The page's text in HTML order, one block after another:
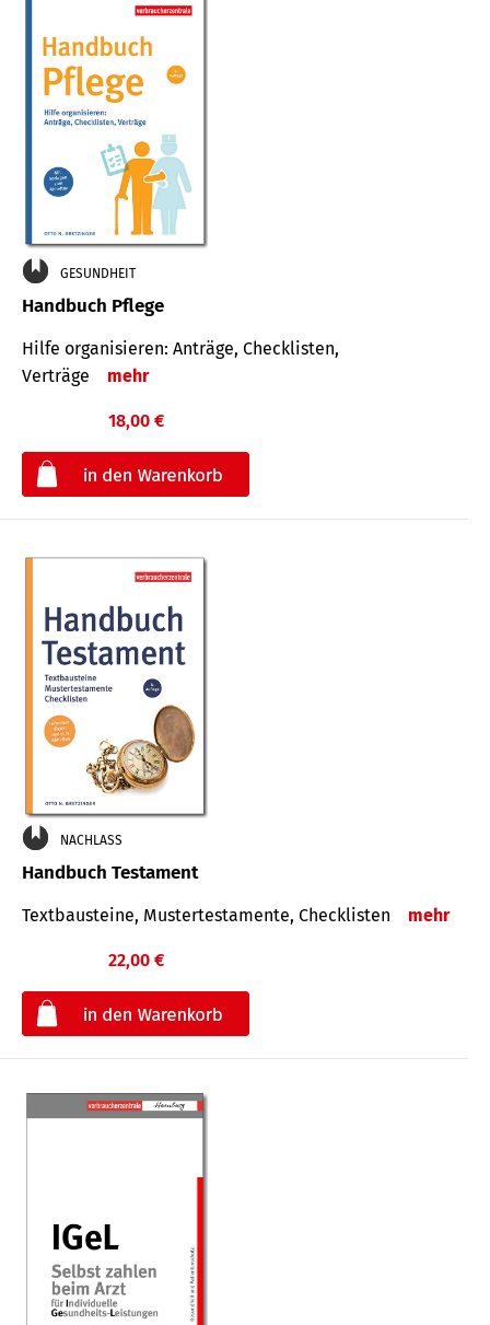
GESUNDHEIT
Handbuch Pflege
Hilfe organisieren: Anträge, Checklisten,
Verträge
mehr
18,00 €
NACHLASS
Handbuch Testament
Textbausteine, Mustertestamente, Checklisten mehr
22,00 €